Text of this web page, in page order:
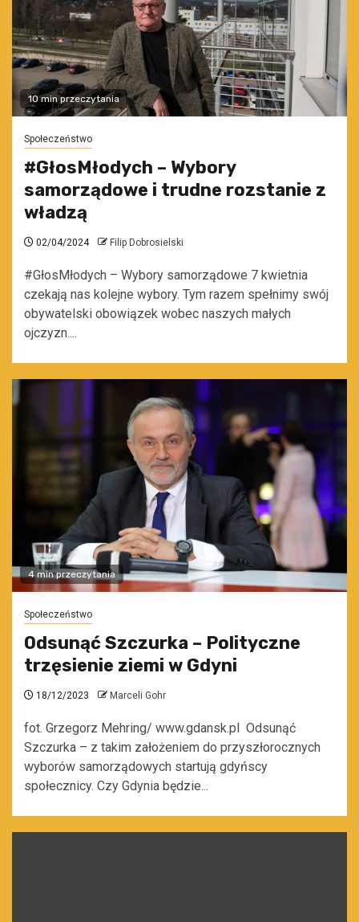
10 min przeczytania
Społeczeństwo
#GłosMłodych – Wybory
samorządowe i trudne rozstanie z
władzą
02/04/2024 Filip Dobrosielski
#GłosMłodych – Wybory samorządowe 7 kwietnia
czekają nas kolejne wybory. Tym razem spełnimy swój
obywatelski obowiązek wobec naszych małych
ojczyzn....
4 min przeczytania
Społeczeństwo
Odsunąć Szczurka – Polityczne
trzęsienie ziemi w Gdyni
18/12/2023 Marceli Gohr
fot. Grzegorz Mehring/ www.gdansk.pl Odsunąć
Szczurka – z takim założeniem do przyszłorocznych
wyborów samorządowych startują gdyńscy
społecznicy. Czy Gdynia będzie...